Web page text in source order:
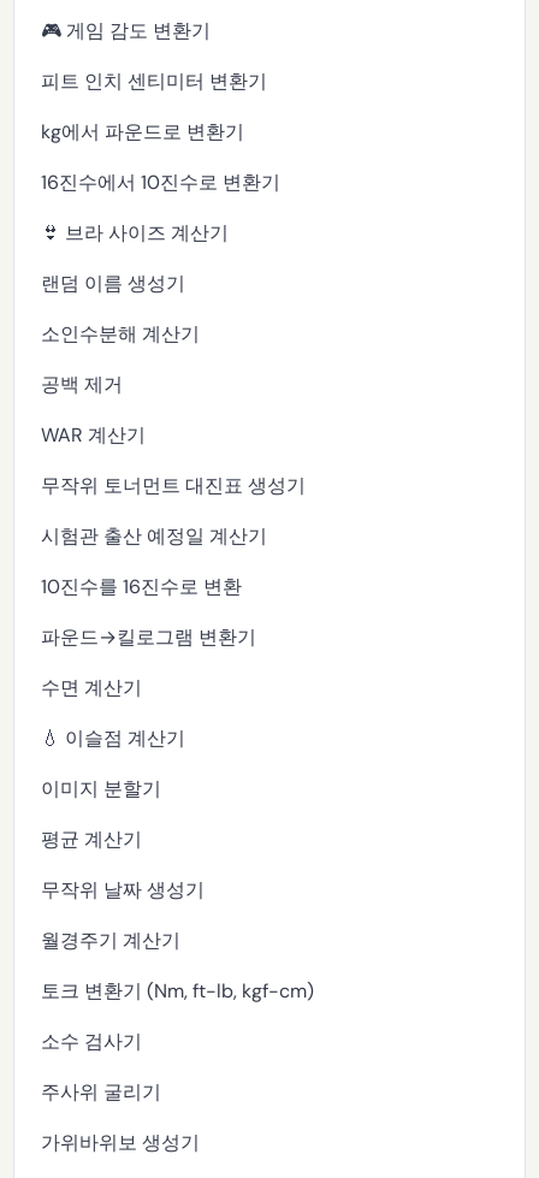
🎮 게임 감도 변환기
피트 인치 센티미터 변환기
kg에서 파운드로 변환기
16진수에서 10진수로 변환기
👙 브라 사이즈 계산기
랜덤 이름 생성기
소인수분해 계산기
공백 제거
WAR 계산기
무작위 토너먼트 대진표 생성기
시험관 출산 예정일 계산기
10진수를 16진수로 변환
파운드→킬로그램 변환기
수면 계산기
💧 이슬점 계산기
이미지 분할기
평균 계산기
무작위 날짜 생성기
월경주기 계산기
토크 변환기 (Nm, ft-lb, kgf-cm)
소수 검사기
주사위 굴리기
가위바위보 생성기